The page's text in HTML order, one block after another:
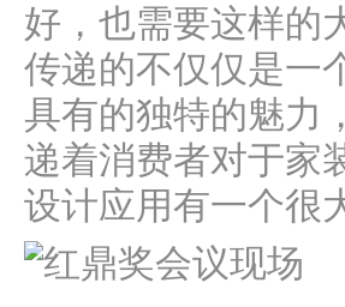
好，也需要这样的
传递的不仅仅是一
具有的独特的魅力
递着消费者对于家
设计应用有一个很